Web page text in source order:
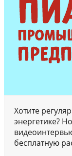
Хотите
энергетике?
бесплатную